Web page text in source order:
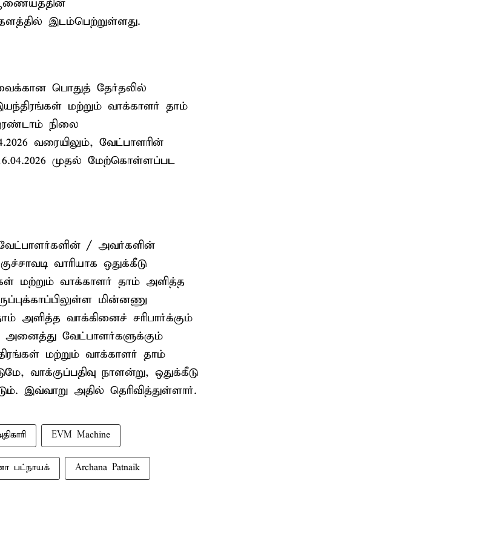
ஆணையத்தின்
இடம்பெற்றுள்ளது.
பொதுத் தேர்தலில்
மற்றும் வாக்காளர் தாம்
நிலை
வரையிலும், வேட்பாளரின்
முதல் மேற்கொள்ளப்பட
வேட்பாளர்களின் / அவர்களின்
வாரியாக ஒதுக்கீடு
மற்றும் வாக்காளர் தாம் அளித்த
மின்னணு
அளித்த வாக்கினைச் சரிபார்க்கும்
அனைத்து வேட்பாளர்களுக்கும்
மற்றும் வாக்காளர் தாம்
வாக்குப்பதிவு நாளன்று, ஒதுக்கீடு
இவ்வாறு அதில் தெரிவித்துள்ளார்.
EVM Machine
பட்நாயக் Archana Patnaik